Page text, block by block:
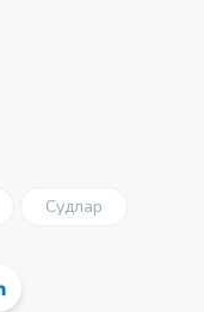
Судлар